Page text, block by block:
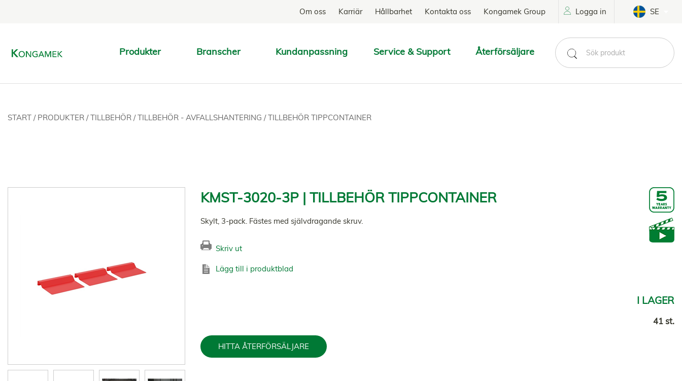
Om oss Karriär Hållbarhet Kontakta oss Kongamek Group Logga in SE
Produkter Branscher Kundanpassning Service & Support Återförsäljare
SÖK
START / PRODUKTER /TILLBEHÖR /TILLBEHÖR - AVFALLSHANTERING /TILLBEHÖR TIPPCONTAINER
KMST-3020-3P | TILLBEHÖR TIPPCONTAINER
Skylt, 3-pack. Fästes med självdragande skruv.
Skriv ut
Lägg till i produktblad
I LAGER
41 st.
HITTA ÅTERFÖRSÄLJARE